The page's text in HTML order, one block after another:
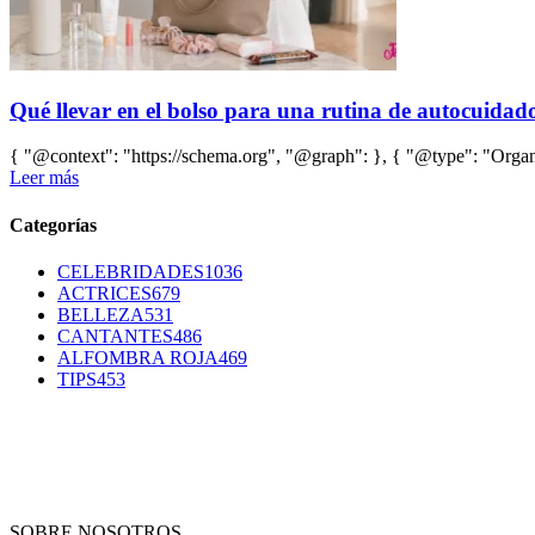
Qué llevar en el bolso para una rutina de
{ "@context": "https://schema.org", "@graph": }, { "@type":
Leer más
Categorías
CELEBRIDADES1036
ACTRICES679
BELLEZA531
CANTANTES486
ALFOMBRA ROJA469
TIPS453